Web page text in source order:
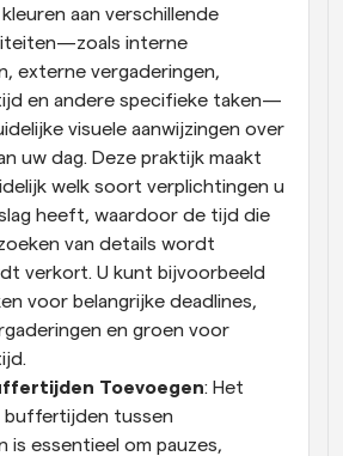
aan verschillende
interne
externe vergaderingen,
en andere specifieke taken—
visuele aanwijzingen over
uw dag. Deze praktijk maakt
welk soort verplichtingen u
heeft, waardoor de tijd die
van details wordt
verkort. U kunt bijvoorbeeld
voor belangrijke deadlines,
en groen voor
Toevoegen: Het
buffertijden tussen
is essentieel om pauzes,